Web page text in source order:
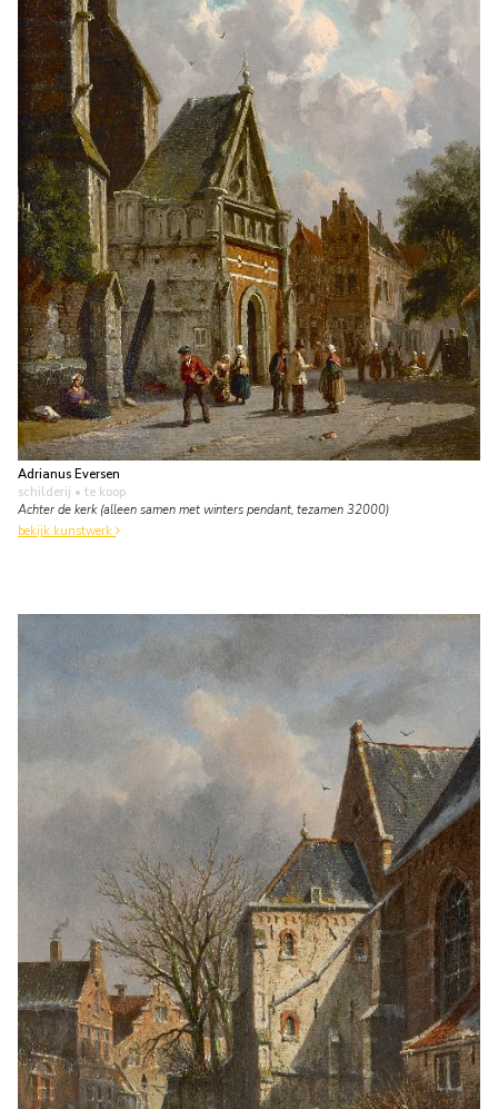
Adrianus Eversen
schilderij • te koop
Achter de kerk (alleen samen met winters pendant, tezamen 32000)
bekijk kunstwerk